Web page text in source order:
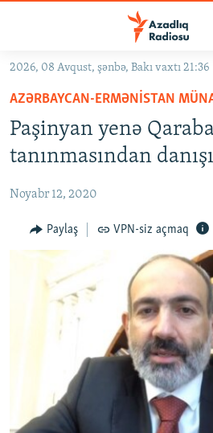
Əsas
qayıt
Əsas
naviqasiyaya
qayıt
Axtarışa
KORRUPSIOMETR
FƏRQƏ BAX
QANUNI DOĞRU
ARAŞDIRMA
MULTIMEDIA
İNFOQRAFIKA
KARIKATURA
RADIO ARXIV
AZƏRBAYCAN ƏDƏBIYYATI KITABXANASI
İSLAM VƏ DEMOKRATIYA
MISSIYAMIZ
PEŞƏ ETIKASI VƏ JURNALISTIKA
2026, 08 Avqust, şənbə, Bakı vaxtı 21:36
AZƏRBAYCAN-ERMƏNISTAN
Paşinyan yenə
tanınmasından
Noyabr 12, 2020
Paylaş VPN-siz açmaq